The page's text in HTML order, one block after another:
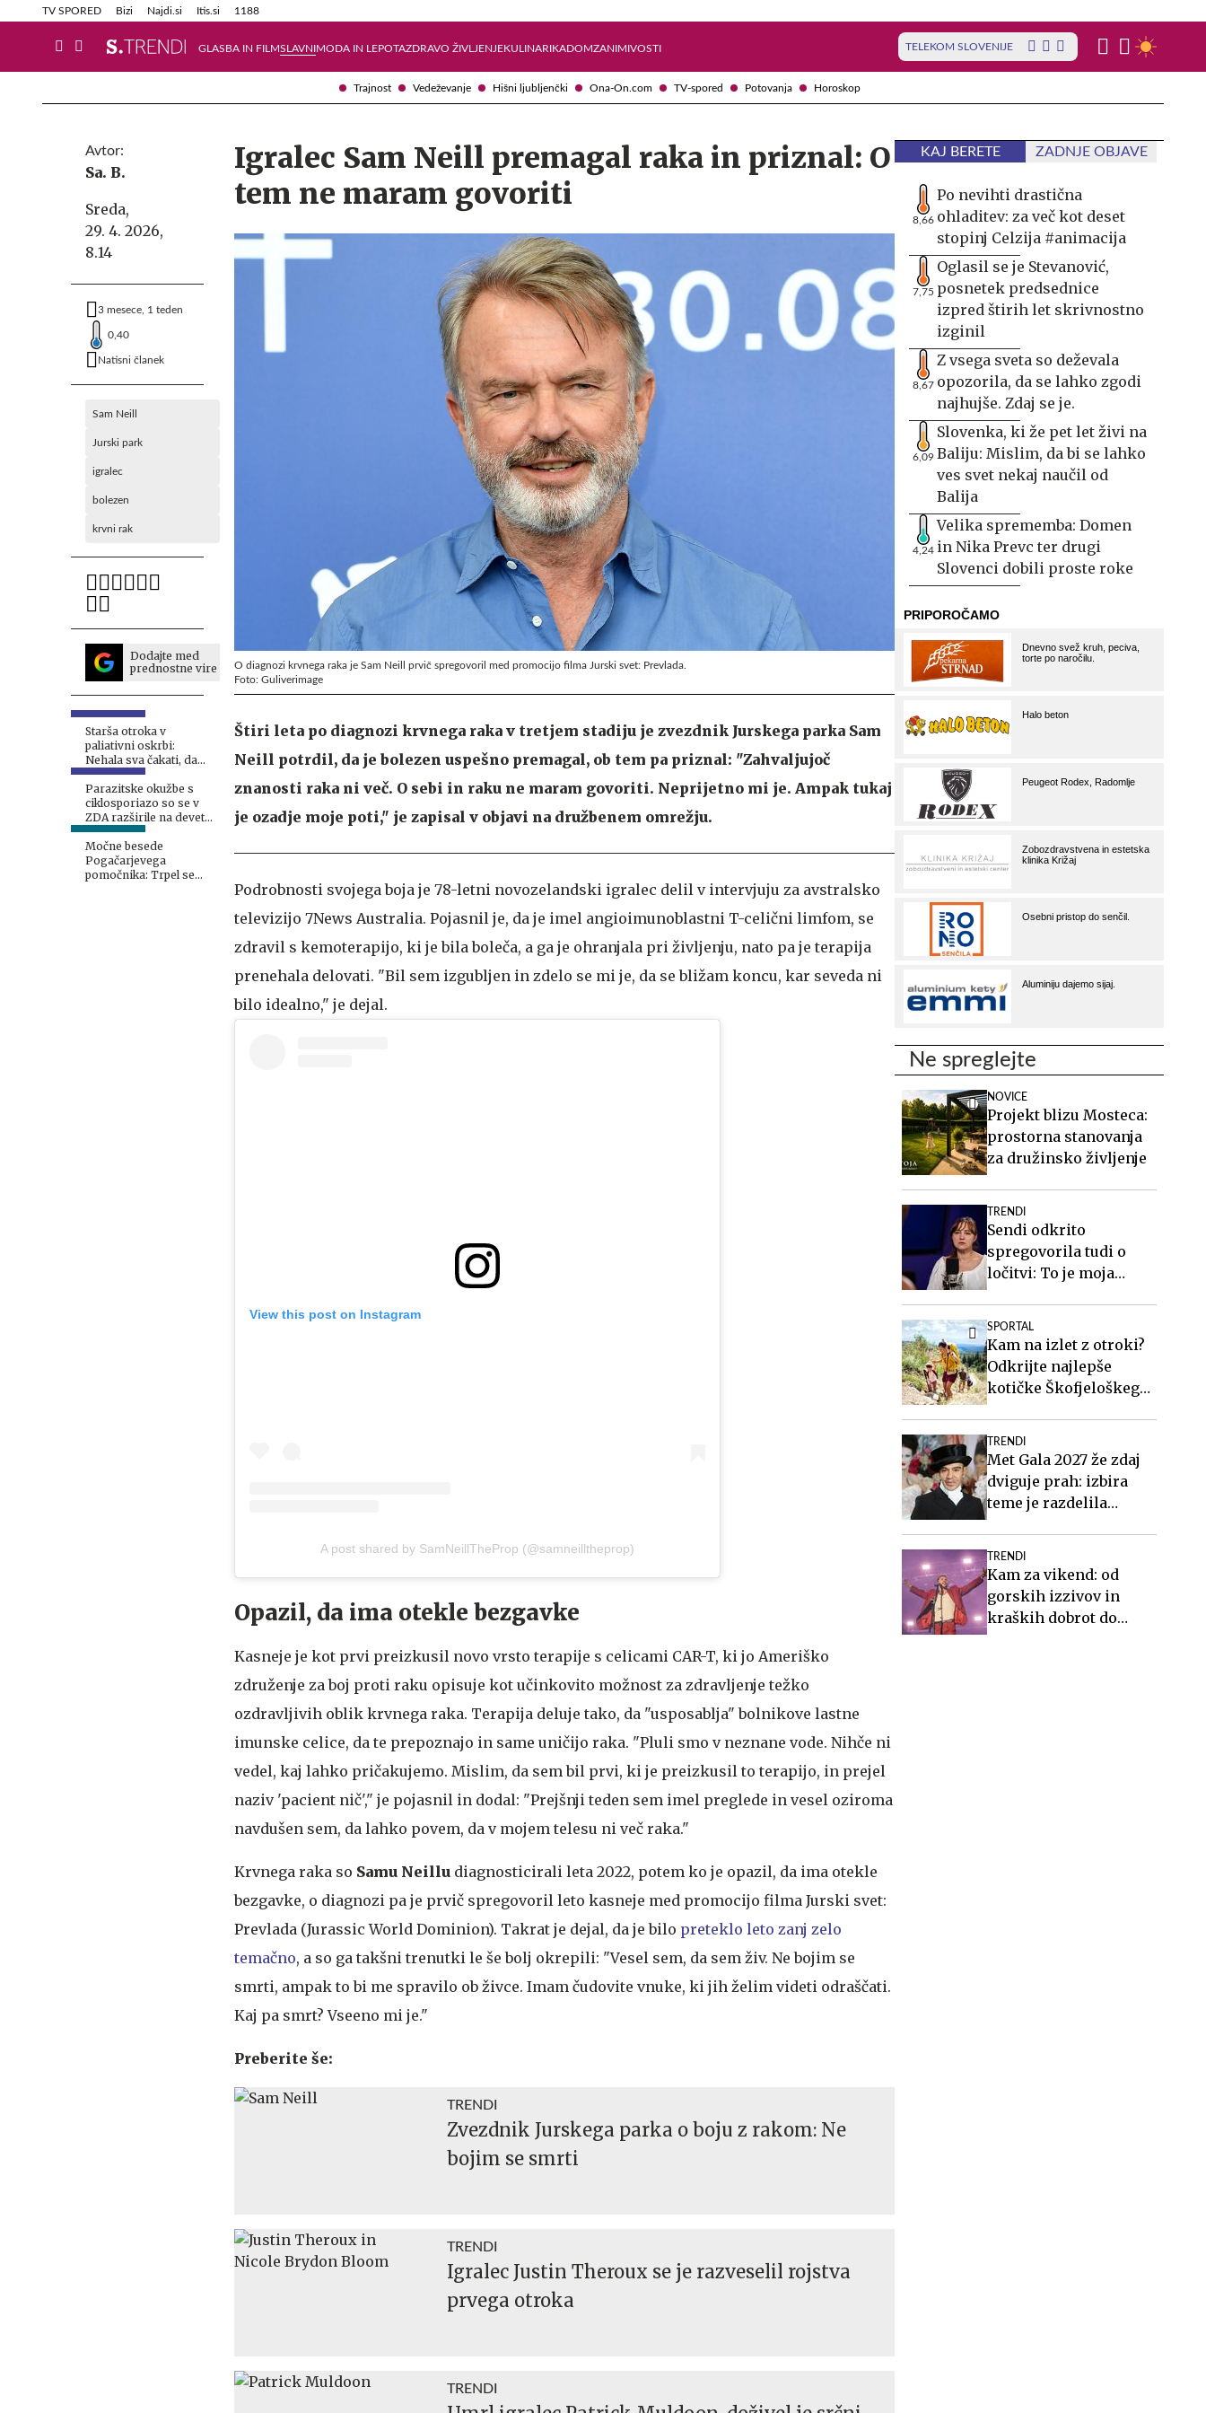
Trajnost Vedeževanje Hišni ljubljenčki Ona-On.com TV-spored Potovanja Horoskop
TV SPORED Bizi Najdi.si Itis.si 1188
GLASBA IN FILMSLAVNIMODA IN LEPOTAZDRAVO ŽIVLJENJEKULINARIKADOMZANIMIVOSTI TELEKOM SLOVENIJE
Info in obvestila Tehnik
Avtor:
Sa. B.
Sreda,
29. 4. 2026,
8.14
3 mesece, 1 teden
0,40
Natisni članek
Sam Neill
Jurski park
igralec
bolezen
krvni rak
Dodajte med
prednostne vire
Starša otroka v
paliativni oskrbi:
Nehala sva čakati, da
bo umrl
Parazitske okužbe s
ciklosporiazo so se v
ZDA razširile na devet
zveznih držav
Močne besede
Pogačarjevega
pomočnika: Trpel sem
Igralec Sam Neill premagal raka in priznal: O
tem ne maram govoriti
O diagnozi krvnega raka je Sam Neill prvič spregovoril med promocijo filma Jurski svet: Prevlada.
Foto: Guliverimage
Štiri leta po diagnozi krvnega raka v tretjem stadiju je zvezdnik Jurskega parka Sam
Neill potrdil, da je bolezen uspešno premagal, ob tem pa priznal: "Zahvaljujoč
znanosti raka ni več. O sebi in raku ne maram govoriti. Neprijetno mi je. Ampak tukaj
je ozadje moje poti," je zapisal v objavi na družbenem omrežju.
Podrobnosti svojega boja je 78-letni novozelandski igralec delil v intervjuju za avstralsko
televizijo 7News Australia. Pojasnil je, da je imel angioimunoblastni T-celični limfom, se
zdravil s kemoterapijo, ki je bila boleča, a ga je ohranjala pri življenju, nato pa je terapija
prenehala delovati. "Bil sem izgubljen in zdelo se mi je, da se bližam koncu, kar seveda ni
bilo idealno," je dejal.
View this post on Instagram
A post shared by SamNeillTheProp (@samneilltheprop)
Opazil, da ima otekle bezgavke
Kasneje je kot prvi preizkusil novo vrsto terapije s celicami CAR-T, ki jo Ameriško
združenje za boj proti raku opisuje kot učinkovito možnost za zdravljenje težko
ozdravljivih oblik krvnega raka. Terapija deluje tako, da "usposablja" bolnikove lastne
imunske celice, da te prepoznajo in same uničijo raka. "Pluli smo v neznane vode. Nihče ni
vedel, kaj lahko pričakujemo. Mislim, da sem bil prvi, ki je preizkusil to terapijo, in prejel
naziv 'pacient nič'," je pojasnil in dodal: "Prejšnji teden sem imel preglede in vesel oziroma
navdušen sem, da lahko povem, da v mojem telesu ni več raka."
Krvnega raka so Samu Neillu diagnosticirali leta 2022, potem ko je opazil, da ima otekle
bezgavke, o diagnozi pa je prvič spregovoril leto kasneje med promocijo filma Jurski svet:
Prevlada (Jurassic World Dominion). Takrat je dejal, da je bilo preteklo leto zanj zelo
temačno, a so ga takšni trenutki le še bolj okrepili: "Vesel sem, da sem živ. Ne bojim se
smrti, ampak to bi me spravilo ob živce. Imam čudovite vnuke, ki jih želim videti odraščati.
Kaj pa smrt? Vseeno mi je."
Preberite še:
TRENDI
Zvezdnik Jurskega parka o boju z rakom: Ne
bojim se smrti
TRENDI
Igralec Justin Theroux se je razveselil rojstva
prvega otroka
TRENDI
KAJ BERETE ZADNJE OBJAVE
8,66
Po nevihti drastična
ohladitev: za več kot deset
stopinj Celzija #animacija
7,75
Oglasil se je Stevanović,
posnetek predsednice
izpred štirih let skrivnostno
izginil
8,67
Z vsega sveta so deževala
opozorila, da se lahko zgodi
najhujše. Zdaj se je.
6,09
Slovenka, ki že pet let živi na
Baliju: Mislim, da bi se lahko
ves svet nekaj naučil od
Balija
4,24
Velika sprememba: Domen
in Nika Prevc ter drugi
Slovenci dobili proste roke
Ne spreglejte
NOVICE
Projekt blizu Mosteca:
prostorna stanovanja
za družinsko življenje
TRENDI
Sendi odkrito
spregovorila tudi o
ločitvi: To je moja
SPORTAL
Kam na izlet z otroki?
Odkrijte najlepše
kotičke Škofjeloškega
TRENDI
Met Gala 2027 že zdaj
dviguje prah: izbira
teme je razdelila
TRENDI
Kam za vikend: od
gorskih izzivov in
kraških dobrot do